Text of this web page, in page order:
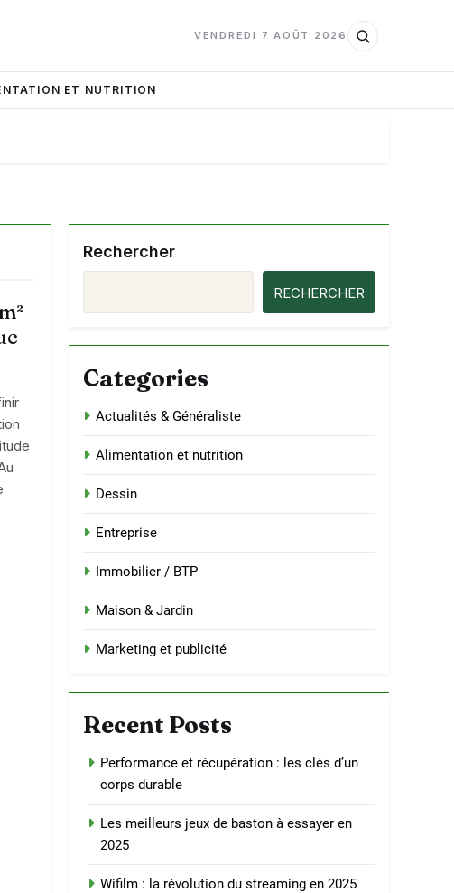
VENDREDI 7 AOÛT 2026
ET NUTRITION
Rechercher
RECHERCHER
Categories
Actualités & Généraliste
Alimentation et nutrition
Dessin
Entreprise
Immobilier / BTP
Maison & Jardin
Marketing et publicité
Recent Posts
Performance et récupération : les clés d’un
corps durable
Les meilleurs jeux de baston à essayer en
2025
Wifilm : la révolution du streaming en 2025